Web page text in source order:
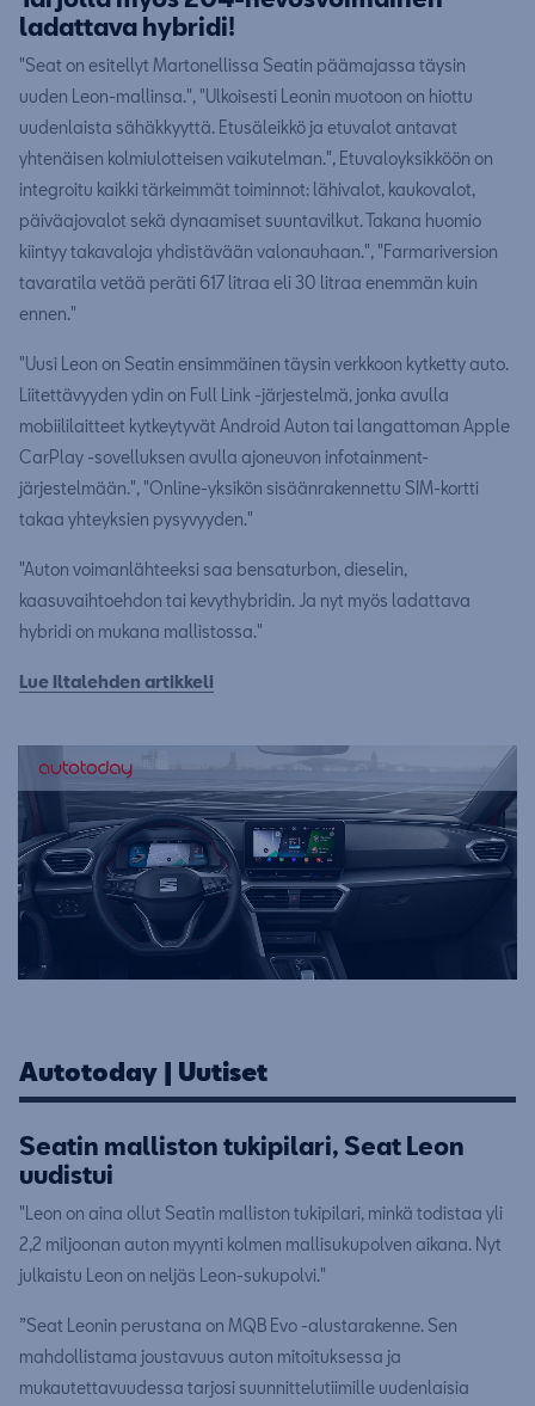
ladattava hybridi!
"Seat on esitellyt Martonellissa Seatin päämajassa täysin
uuden Leon-mallinsa.", "Ulkoisesti Leonin muotoon on hiottu
uudenlaista sähäkkyyttä. Etusäleikkö ja etuvalot antavat
yhtenäisen kolmiulotteisen vaikutelman.", Etuvaloyksikköön on
integroitu kaikki tärkeimmät toiminnot: lähivalot, kaukovalot,
päiväajovalot sekä dynaamiset suuntavilkut. Takana huomio
kiintyy takavaloja yhdistävään valonauhaan.", "Farmariversion
tavaratila vetää peräti 617 litraa eli 30 litraa enemmän kuin
ennen."
"Uusi Leon on Seatin ensimmäinen täysin verkkoon kytketty auto.
Liitettävyyden ydin on Full Link -järjestelmä, jonka avulla
mobiililaitteet kytkeytyvät Android Auton tai langattoman Apple
CarPlay -sovelluksen avulla ajoneuvon infotainment-
järjestelmään.", "Online-yksikön sisäänrakennettu SIM-kortti
takaa yhteyksien pysyvyyden."
"Auton voimanlähteeksi saa bensaturbon, dieselin,
kaasuvaihtoehdon tai kevythybridin. Ja nyt myös ladattava
hybridi on mukana mallistossa."
Lue Iltalehden artikkeli
Autotoday | Uutiset
Seatin malliston tukipilari, Seat Leon
uudistui
"Leon on aina ollut Seatin malliston tukipilari, minkä todistaa yli
2,2 miljoonan auton myynti kolmen mallisukupolven aikana. Nyt
julkaistu Leon on neljäs Leon-sukupolvi."
”Seat Leonin perustana on MQB Evo -alustarakenne. Sen
mahdollistama joustavuus auton mitoituksessa ja
mukautettavuudessa tarjosi suunnittelutiimille uudenlaisia